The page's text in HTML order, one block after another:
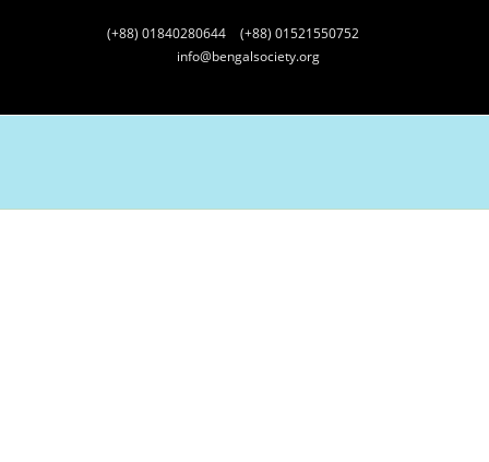
(+88) 01840280644
(+88) 01521550752
info@bengalsociety.org